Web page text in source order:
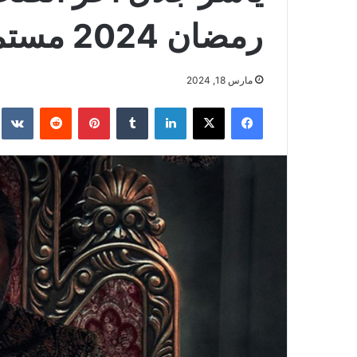
رمضان 2024 مستمرة
مارس 18, 2024
فيسبوك ‫X لينكدإن بينتيريست